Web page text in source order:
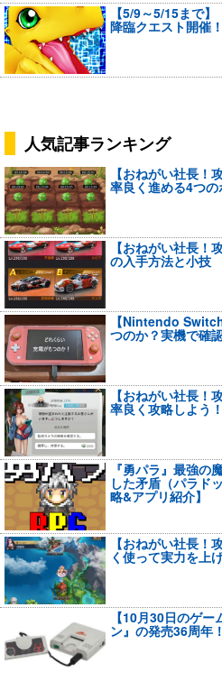
【5/9～5/15まで
降臨クエスト開催
人気記事ランキング
【おねがい社長！
率良く進める4つの
【おねがい社長！
の入手方法と小技
【Nintendo
つのか？実機で確
【おねがい社長！
率良く攻略しよう
『勇パラ』最強
した矛盾（パラド
略&アプリ紹介】
【おねがい社長！
く使って実力を上
【10月30日のゲ
ン』の発売36周年！